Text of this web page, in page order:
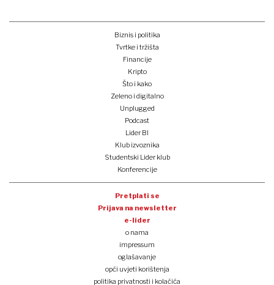
Biznis i politika
Tvrtke i tržišta
Financije
Kripto
Što i kako
Zeleno i digitalno
Unplugged
Podcast
Lider BI
Klub izvoznika
Studentski Lider klub
Konferencije
Pretplati se
Prijava na newsletter
e-lider
o nama
impressum
oglašavanje
opći uvjeti korištenja
politika privatnosti i kolačića